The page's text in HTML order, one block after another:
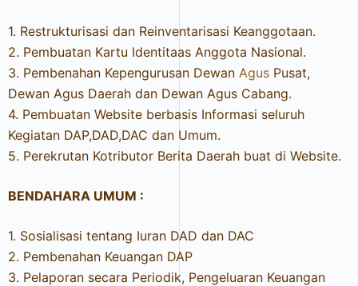
1. Restrukturisasi dan Reinventarisasi Keanggotaan.
2. Pembuatan Kartu Identitaas Anggota Nasional.
3. Pembenahan Kepengurusan Dewan Agus Pusat,
Dewan Agus Daerah dan Dewan Agus Cabang.
4. Pembuatan Website berbasis Informasi seluruh
Kegiatan DAP,DAD,DAC dan Umum.
5. Perekrutan Kotributor Berita Daerah buat di Website.
BENDAHARA UMUM :
1. Sosialisasi tentang Iuran DAD dan DAC
2. Pembenahan Keuangan DAP
3. Pelaporan secara Periodik, Pengeluaran Keuangan